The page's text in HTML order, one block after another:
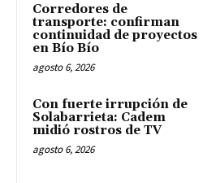
Corredores de
transporte: confirman
continuidad de proyectos
en Bío Bío
agosto 6, 2026
Con fuerte irrupción de
Solabarrieta: Cadem
midió rostros de TV
agosto 6, 2026